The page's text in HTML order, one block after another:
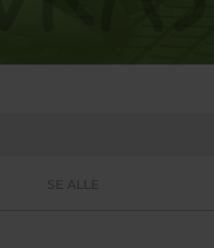
SE ALLE